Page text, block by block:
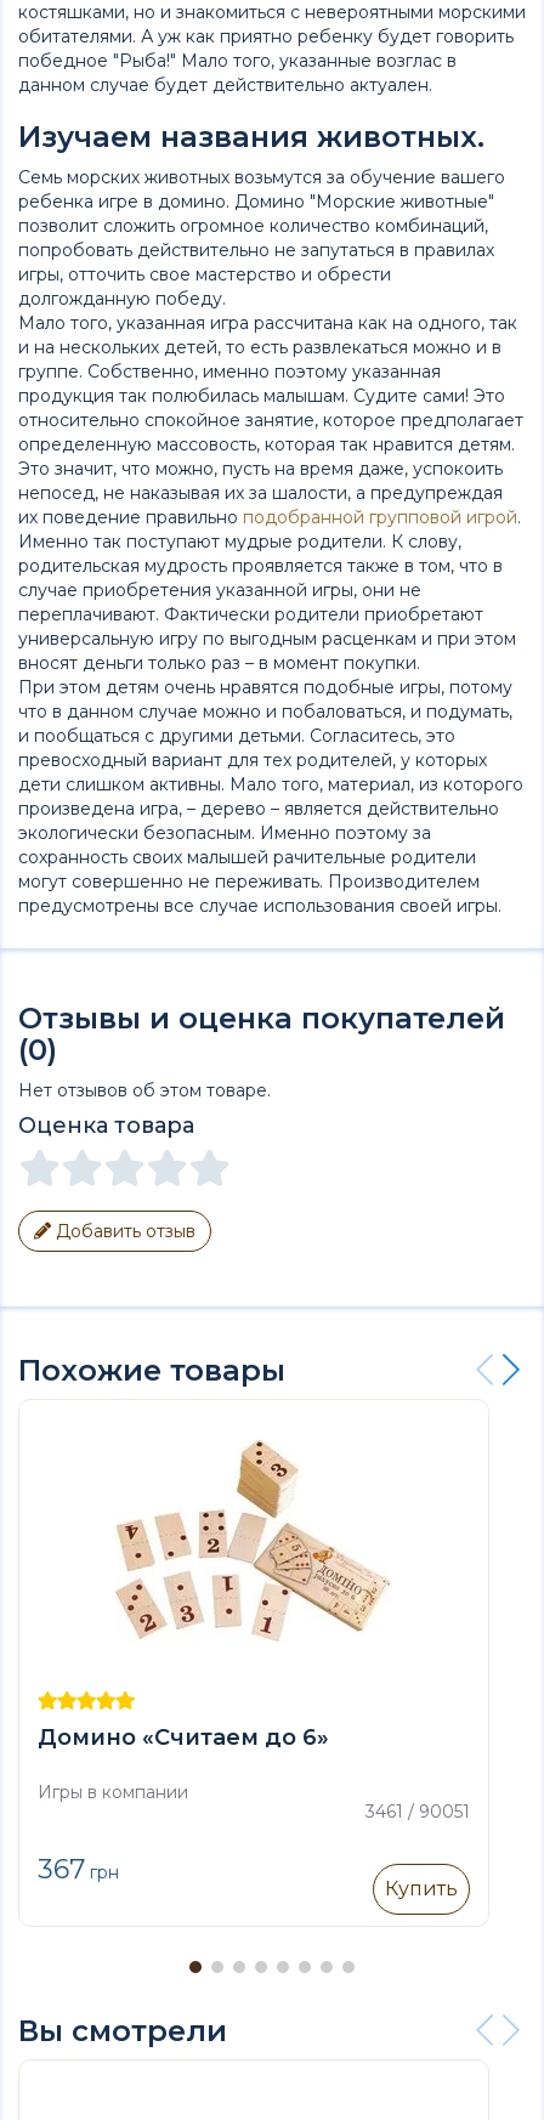
костяшками, но и знакомиться с невероятными морскими
обитателями. А уж как приятно ребенку будет говорить
победное "Рыба!" Мало того, указанные возглас в
данном случае будет действительно актуален.
Изучаем названия животных.
Семь морских животных возьмутся за обучение вашего
ребенка игре в домино. Домино "Морские животные"
позволит сложить огромное количество комбинаций,
попробовать действительно не запутаться в правилах
игры, отточить свое мастерство и обрести
долгожданную победу.
Мало того, указанная игра рассчитана как на одного, так
и на нескольких детей, то есть развлекаться можно и в
группе. Собственно, именно поэтому указанная
продукция так полюбилась малышам. Судите сами! Это
относительно спокойное занятие, которое предполагает
определенную массовость, которая так нравится детям.
Это значит, что можно, пусть на время даже, успокоить
непосед, не наказывая их за шалости, а предупреждая
их поведение правильно подобранной групповой игрой.
Именно так поступают мудрые родители. К слову,
родительская мудрость проявляется также в том, что в
случае приобретения указанной игры, они не
переплачивают. Фактически родители приобретают
универсальную игру по выгодным расценкам и при этом
вносят деньги только раз – в момент покупки.
При этом детям очень нравятся подобные игры, потому
что в данном случае можно и побаловаться, и подумать,
и пообщаться с другими детьми. Согласитесь, это
превосходный вариант для тех родителей, у которых
дети слишком активны. Мало того, материал, из которого
произведена игра, – дерево – является действительно
экологически безопасным. Именно поэтому за
сохранность своих малышей рачительные родители
могут совершенно не переживать. Производителем
предусмотрены все случае использования своей игры.
Отзывы и оценка покупателей
(0)
Нет отзывов об этом товаре.
Оценка товара
Добавить отзыв
Похожие товары
Домино «Считаем до 6»
Игры в компании
3461 / 90051
367 грн
Купить
Вы смотрели